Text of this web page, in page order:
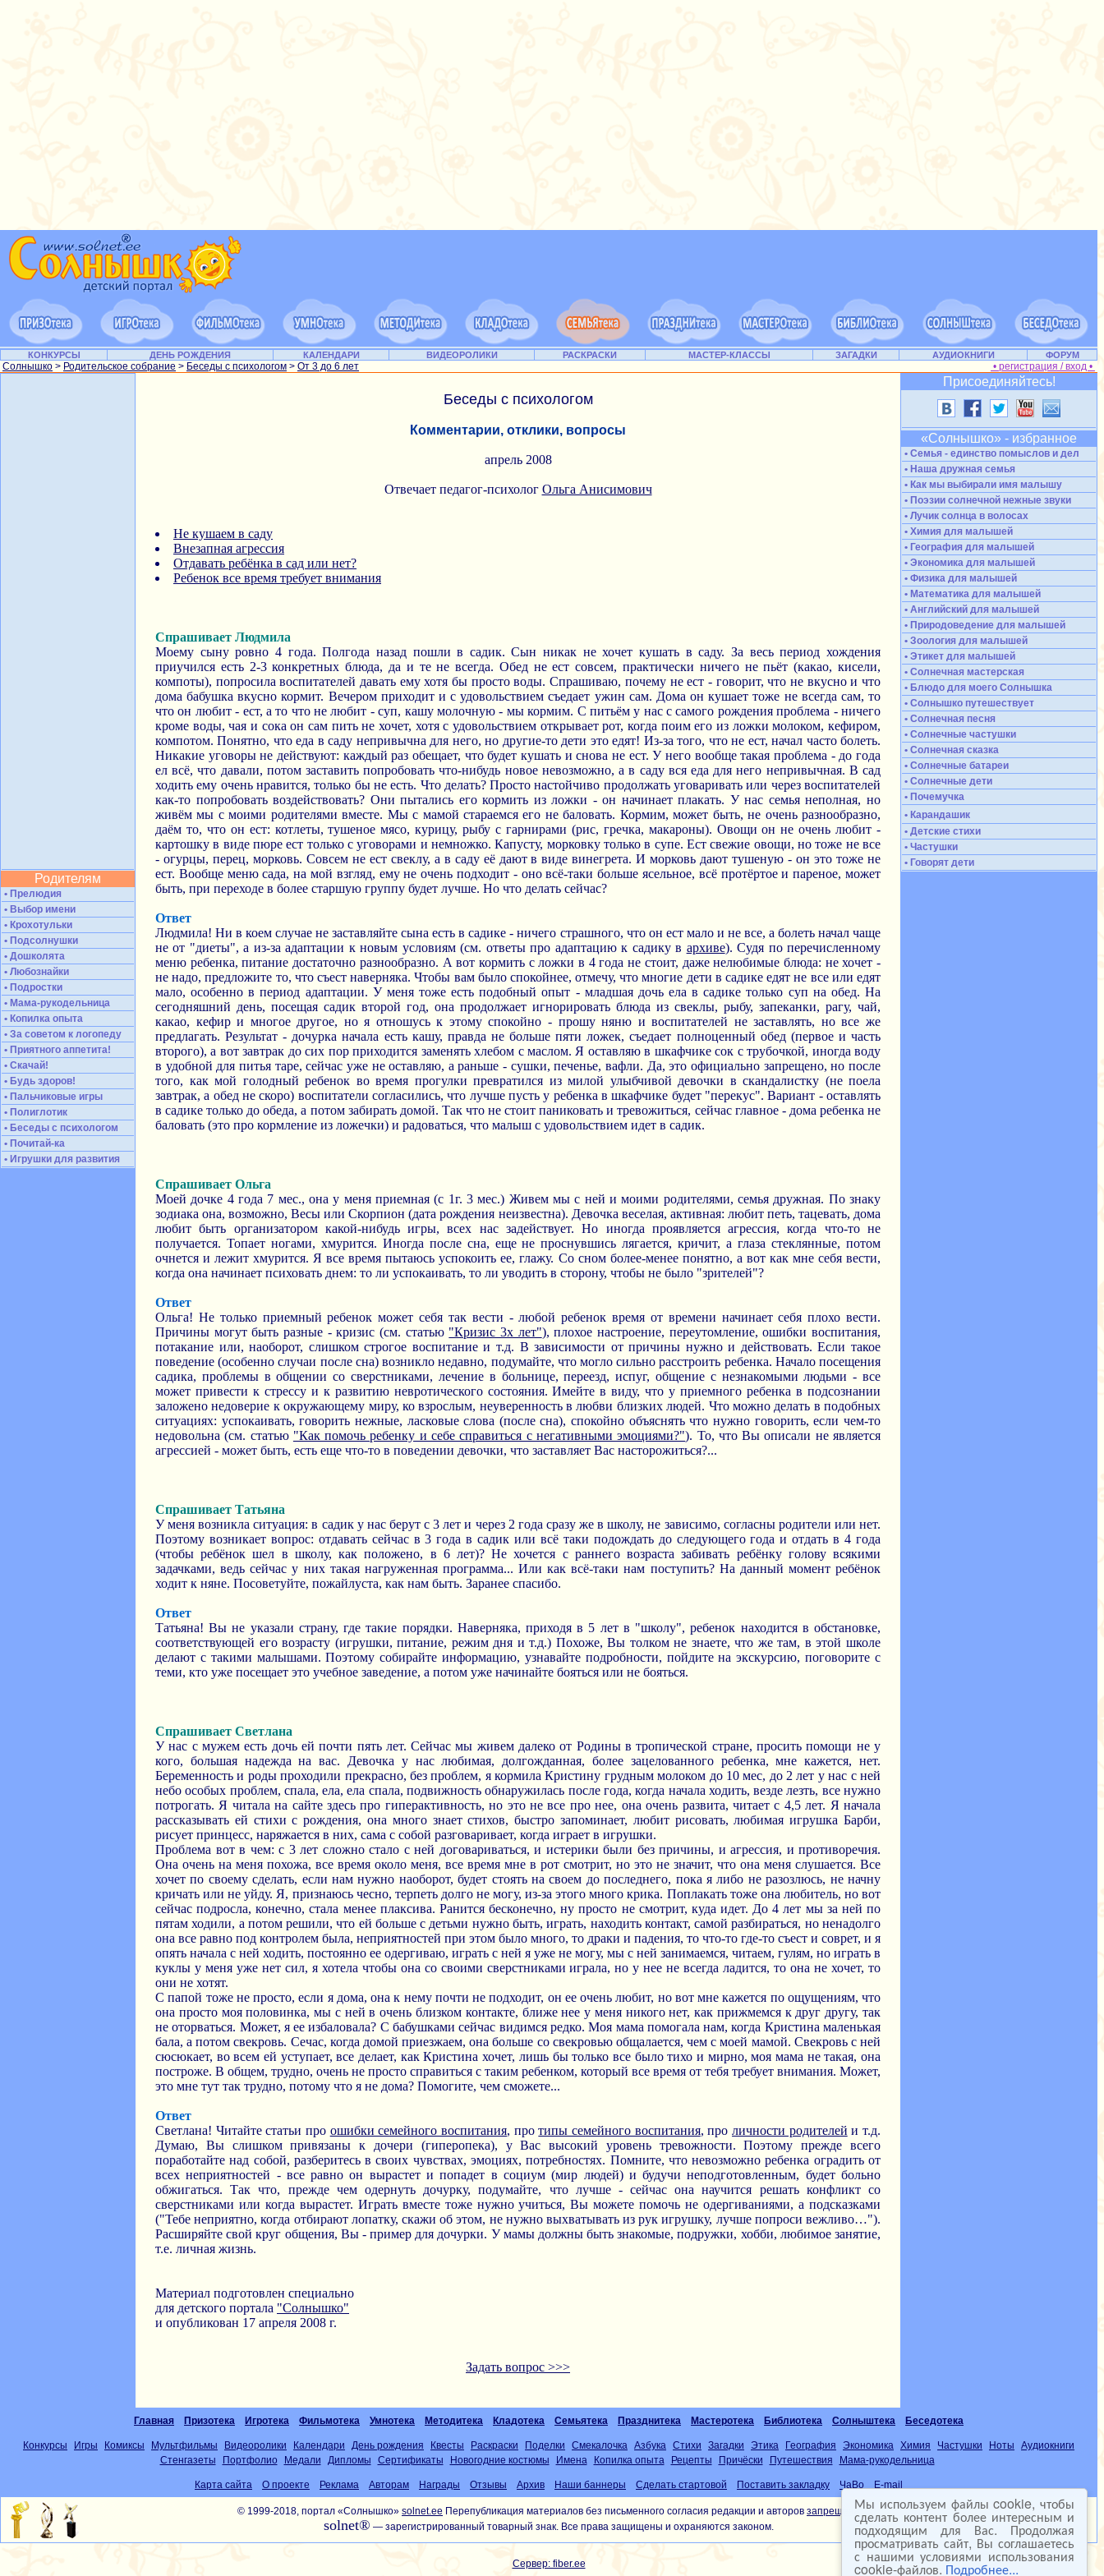
Мы используем файлы cookie, чтобы
сделать контент более интересным и
подходящим для Вас. Продолжая
просматривать сайт, Вы соглашаетесь
с нашими условиями использования
cookie-файлов. Подробнее...
КОНКУРСЫ ДЕНЬ РОЖДЕНИЯ КАЛЕНДАРИ ВИДЕОРОЛИКИ РАСКРАСКИ МАСТЕР-КЛАССЫ ЗАГАДКИ АУДИОКНИГИ ФОРУМ
Солнышко > Родительское собрание > Беседы с психологом > От 3 до 6 лет • регистрация / вход •
Родителям
• Прелюдия
• Выбор имени
• Крохотульки
• Подсолнушки
• Дошколята
• Любознайки
• Подростки
• Мама-рукодельница
• Копилка опыта
• За советом к логопеду
• Приятного аппетита!
• Скачай!
• Будь здоров!
• Пальчиковые игры
• Полиглотик
• Беседы с психологом
• Почитай-ка
• Игрушки для развития
Беседы с психологом
Комментарии, отклики, вопросы
апрель 2008
Отвечает педагог-психолог Ольга Анисимович
Не кушаем в саду
Внезапная агрессия
Отдавать ребёнка в сад или нет?
Ребенок все время требует внимания
Спрашивает Людмила
Моему сыну ровно 4 года. Полгода назад пошли в садик. Сын никак не хочет кушать в саду. За весь период хождения
приучился есть 2-3 конкретных блюда, да и те не всегда. Обед не ест совсем, практически ничего не пьёт (какао, кисели,
компоты), попросила воспитателей давать ему хотя бы просто воды. Спрашиваю, почему не ест - говорит, что не вкусно и что
дома бабушка вкусно кормит. Вечером приходит и с удовольствием съедает ужин сам. Дома он кушает тоже не всегда сам, то
что он любит - ест, а то что не любит - суп, кашу молочную - мы кормим. С питьём у нас с самого рождения проблема - ничего
кроме воды, чая и сока он сам пить не хочет, хотя с удовольствием открывает рот, когда поим его из ложки молоком, кефиром,
компотом. Понятно, что еда в саду непривычна для него, но другие-то дети это едят! Из-за того, что не ест, начал часто болеть.
Никакие уговоры не действуют: каждый раз обещает, что будет кушать и снова не ест. У него вообще такая проблема - до года
ел всё, что давали, потом заставить попробовать что-нибудь новое невозможно, а в саду вся еда для него непривычная. В сад
ходить ему очень нравится, только бы не есть. Что делать? Просто настойчиво продолжать уговаривать или через воспитателей
как-то попробовать воздействовать? Они пытались его кормить из ложки - он начинает плакать. У нас семья неполная, но
живём мы с моими родителями вместе. Мы с мамой стараемся его не баловать. Кормим, может быть, не очень разнообразно,
даём то, что он ест: котлеты, тушеное мясо, курицу, рыбу с гарнирами (рис, гречка, макароны). Овощи он не очень любит -
картошку в виде пюре ест только с уговорами и немножко. Капусту, морковку только в супе. Ест свежие овощи, но тоже не все
- огурцы, перец, морковь. Совсем не ест свеклу, а в саду её дают в виде винегрета. И морковь дают тушеную - он это тоже не
ест. Вообще меню сада, на мой взгляд, ему не очень подходит - оно всё-таки больше ясельное, всё протёртое и пареное, может
быть, при переходе в более старшую группу будет лучше. Но что делать сейчас?
Ответ
Людмила! Ни в коем случае не заставляйте сына есть в садике - ничего страшного, что он ест мало и не все, а болеть начал чаще
не от "диеты", а из-за адаптации к новым условиям (см. ответы про адаптацию к садику в архиве). Судя по перечисленному
меню ребенка, питание достаточно разнообразно. А вот кормить с ложки в 4 года не стоит, даже нелюбимые блюда: не хочет -
не надо, предложите то, что съест наверняка. Чтобы вам было спокойнее, отмечу, что многие дети в садике едят не все или едят
мало, особенно в период адаптации. У меня тоже есть подобный опыт - младшая дочь ела в садике только суп на обед. На
сегодняшний день, посещая садик второй год, она продолжает игнорировать блюда из свеклы, рыбу, запеканки, рагу, чай,
какао, кефир и многое другое, но я отношусь к этому спокойно - прошу няню и воспитателей не заставлять, но все же
предлагать. Результат - дочурка начала есть кашу, правда не больше пяти ложек, съедает полноценный обед (первое и часть
второго), а вот завтрак до сих пор приходится заменять хлебом с маслом. Я оставляю в шкафчике сок с трубочкой, иногда воду
в удобной для питья таре, сейчас уже не оставляю, а раньше - сушки, печенье, вафли. Да, это официально запрещено, но после
того, как мой голодный ребенок во время прогулки превратился из милой улыбчивой девочки в скандалистку (не поела
завтрак, а обед не скоро) воспитатели согласились, что лучше пусть у ребенка в шкафчике будет "перекус". Вариант - оставлять
в садике только до обеда, а потом забирать домой. Так что не стоит паниковать и тревожиться, сейчас главное - дома ребенка не
баловать (это про кормление из ложечки) и радоваться, что малыш с удовольствием идет в садик.
Спрашивает Ольга
Моей дочке 4 года 7 мес., она у меня приемная (с 1г. 3 мес.) Живем мы с ней и моими родителями, семья дружная. По знаку
зодиака она, возможно, Весы или Скорпион (дата рождения неизвестна). Девочка веселая, активная: любит петь, тацевать, дома
любит быть организатором какой-нибудь игры, всех нас задействует. Но иногда проявляется агрессия, когда что-то не
получается. Топает ногами, хмурится. Иногда после сна, еще не проснувшись лягается, кричит, а глаза стеклянные, потом
очнется и лежит хмурится. Я все время пытаюсь успокоить ее, глажу. Со сном более-менее понятно, а вот как мне себя вести,
когда она начинает психовать днем: то ли успокаивать, то ли уводить в сторону, чтобы не было "зрителей"?
Ответ
Ольга! Не только приемный ребенок может себя так вести - любой ребенок время от времени начинает себя плохо вести.
Причины могут быть разные - кризис (см. статью "Кризис 3х лет"), плохое настроение, переутомление, ошибки воспитания,
потакание или, наоборот, слишком строгое воспитание и т.д. В зависимости от причины нужно и действовать. Если такое
поведение (особенно случаи после сна) возникло недавно, подумайте, что могло сильно расстроить ребенка. Начало посещения
садика, проблемы в общении со сверстниками, лечение в больнице, переезд, испуг, общение с незнакомыми людьми - все
может привести к стрессу и к развитию невротического состояния. Имейте в виду, что у приемного ребенка в подсознании
заложено недоверие к окружающему миру, ко взрослым, неуверенность в любви близких людей. Что можно делать в подобных
ситуациях: успокаивать, говорить нежные, ласковые слова (после сна), спокойно объяснять что нужно говорить, если чем-то
недовольна (см. статью "Как помочь ребенку и себе справиться с негативными эмоциями?"). То, что Вы описали не является
агрессией - может быть, есть еще что-то в поведении девочки, что заставляет Вас насторожиться?...
Спрашивает Татьяна
У меня возникла ситуация: в садик у нас берут с 3 лет и через 2 года сразу же в школу, не зависимо, согласны родители или нет.
Поэтому возникает вопрос: отдавать сейчас в 3 года в садик или всё таки подождать до следующего года и отдать в 4 года
(чтобы ребёнок шел в школу, как положено, в 6 лет)? Не хочется с раннего возраста забивать ребёнку голову всякими
задачками, ведь сейчас у них такая нагруженная программа... Или как всё-таки нам поступить? На данный момент ребёнок
ходит к няне. Посоветуйте, пожайлуста, как нам быть. Заранее спасибо.
Ответ
Татьяна! Вы не указали страну, где такие порядки. Наверняка, приходя в 5 лет в "школу", ребенок находится в обстановке,
соответствующей его возрасту (игрушки, питание, режим дня и т.д.) Похоже, Вы толком не знаете, что же там, в этой школе
делают с такими малышами. Поэтому собирайте информацию, узнавайте подробности, пойдите на экскурсию, поговорите с
теми, кто уже посещает это учебное заведение, а потом уже начинайте бояться или не бояться.
Спрашивает Светлана
У нас с мужем есть дочь ей почти пять лет. Сейчас мы живем далеко от Родины в тропической стране, просить помощи не у
кого, большая надежда на вас. Девочка у нас любимая, долгожданная, более зацелованного ребенка, мне кажется, нет.
Беременность и роды проходили прекрасно, без проблем, я кормила Кристину грудным молоком до 10 мес, до 2 лет у нас с ней
небо особых проблем, спала, ела, ела спала, подвижность обнаружилась после года, когда начала ходить, везде лезть, все нужно
потрогать. Я читала на сайте здесь про гиперактивность, но это не все про нее, она очень развита, читает с 4,5 лет. Я начала
рассказывать ей стихи с рождения, она много знает стихов, быстро запоминает, любит рисовать, любимая игрушка Барби,
рисует принцесс, наряжается в них, сама с собой разговаривает, когда играет в игрушки.
Проблема вот в чем: с 3 лет сложно стало с ней договариваться, и истерики были без причины, и агрессия, и противоречия.
Она очень на меня похожа, все время около меня, все время мне в рот смотрит, но это не значит, что она меня слушается. Все
хочет по своему сделать, если нам нужно наоборот, будет стоять на своем до последнего, пока я либо не разозлюсь, не начну
кричать или не уйду. Я, признаюсь чесно, терпеть долго не могу, из-за этого много крика. Поплакать тоже она любитель, но вот
сейчас подросла, конечно, стала менее плаксива. Ранится бесконечно, ну просто не смотрит, куда идет. До 4 лет мы за ней по
пятам ходили, а потом решили, что ей больше с детьми нужно быть, играть, находить контакт, самой разбираться, но ненадолго
она все равно под контролем была, неприятностей при этом было много, то драки и падения, то что-то где-то съест и соврет, и я
опять начала с ней ходить, постоянно ее одергиваю, играть с ней я уже не могу, мы с ней занимаемся, читаем, гулям, но играть в
куклы у меня уже нет сил, я хотела чтобы она со своими сверстниками играла, но у нее не всегда ладится, то она не хочет, то
они не хотят.
С папой тоже не просто, если я дома, она к нему почти не подходит, он ее очень любит, но вот мне кажется по ощущениям, что
она просто моя половинка, мы с ней в очень близком контакте, ближе нее у меня никого нет, как прижмемся к друг другу, так
не оторваться. Может, я ее избаловала? С бабушками сейчас видимся редко. Моя мама помогала нам, когда Кристина маленькая
бала, а потом свекровь. Сечас, когда домой приезжаем, она больше со свекровью общалается, чем с моей мамой. Свекровь с ней
сюсюкает, во всем ей уступает, все делает, как Кристина хочет, лишь бы только все было тихо и мирно, моя мама не такая, она
построже. В общем, трудно, очень не просто справиться с таким ребенком, который все время от тебя требует внимания. Может,
это мне тут так трудно, потому что я не дома? Помогите, чем сможете...
Ответ
Светлана! Читайте статьи про ошибки семейного воспитания, протипы семейного воспитания, проличности родителей и т.д.
Думаю, Вы слишком привязаны к дочери (гиперопека), у Вас высокий уровень тревожности. Поэтому прежде всего
поработайте над собой, разберитесь в своих чувствах, эмоциях, потребностях. Помните, что невозможно ребенка оградить от
всех неприятностей - все равно он вырастет и попадет в социум (мир людей) и будучи неподготовленным, будет больно
обжигаться. Так что, прежде чем одернуть дочурку, подумайте, что лучше - сейчас она научится решать конфликт со
сверстниками или когда вырастет. Играть вместе тоже нужно учиться, Вы можете помочь не одергиваниями, а подсказками
("Тебе неприятно, когда отбирают лопатку, скажи об этом, не нужно выхватывать из рук игрушку, лучше попроси вежливо…").
Расширяйте свой круг общения, Вы - пример для дочурки. У мамы должны быть знакомые, подружки, хобби, любимое занятие,
т.е. личная жизнь.
Материал подготовлен специально
для детского портала "Солнышко"
и опубликован 17 апреля 2008 г.
Задать вопрос >>>
Присоединяйтесь!
«Солнышко» - избранное
• Семья - единство помыслов и дел
• Наша дружная семья
• Как мы выбирали имя малышу
• Поэзии солнечной нежные звуки
• Лучик солнца в волосах
• Химия для малышей
• География для малышей
• Экономика для малышей
• Физика для малышей
• Математика для малышей
• Английский для малышей
• Природоведение для малышей
• Зоология для малышей
• Этикет для малышей
• Солнечная мастерская
• Блюдо для моего Солнышка
• Солнышко путешествует
• Солнечная песня
• Солнечные частушки
• Солнечная сказка
• Солнечные батареи
• Солнечные дети
• Почемучка
• Карандашик
• Детские стихи
• Частушки
• Говорят дети
Главная Призотека Игротека Фильмотека Умнотека Методитека Кладотека Семьятека Празднитека Мастеротека Библиотека Солныштека Беседотека
Конкурсы Игры Комиксы Мультфильмы Видеоролики Календари День рождения Квесты Раскраски Поделки Смекалочка Азбука Стихи Загадки Этика География Экономика Химия Частушки Ноты
Аудиокниги
Стенгазеты
Портфолио Медали Дипломы Сертификаты Новогодние костюмы Имена Копилка опыта Рецепты Причёски Путешествия Мама-рукодельница
Карта сайта О проекте Реклама Авторам Награды Отзывы Архив Наши баннеры Сделать стартовой Поставить закладку ЧаВо E-mail
© 1999-2018, портал «Солнышко» solnet.ee Перепубликация материалов без письменного согласия редакции и авторов запрещена
solnet® — зарегистрированный товарный знак. Все права защищены и охраняются законом.
Сервер: fiber.ee